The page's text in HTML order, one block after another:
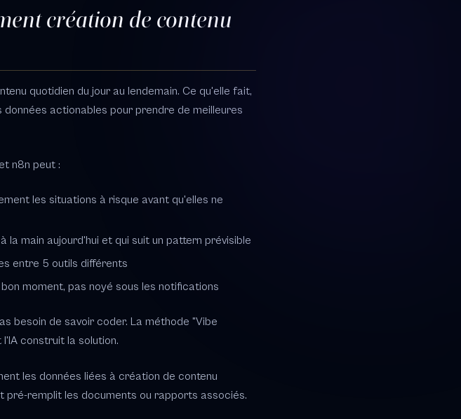
création de contenu
quotidien du jour au lendemain. Ce qu'elle fait,
actionables pour prendre de meilleures
n8n peut :
les situations à risque avant qu'elles ne
la main aujourd'hui et qui suit un pattern prévisible
entre 5 outils différents
moment, pas noyé sous les notifications
besoin de savoir coder. La méthode "Vibe
construit la solution.
les données liées à création de contenu
pré-remplit les documents ou rapports associés.